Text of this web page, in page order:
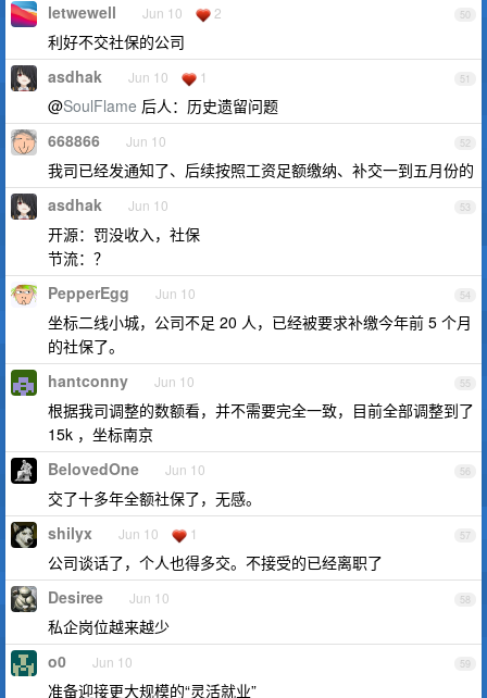
50
letwewell Jun 10 2
利好不交社保的公司
51
asdhak Jun 10 1
@SoulFlame 后人：历史遗留问题
52
668866 Jun 10
我司已经发通知了、后续按照工资足额缴纳、补交一到五月份的
53
asdhak Jun 10
开源：罚没收入，社保
节流：？
54
PepperEgg Jun 10
坐标二线小城，公司不足 20 人，已经被要求补缴今年前 5 个月
的社保了。
55
hantconny Jun 10
根据我司调整的数额看，并不需要完全一致，目前全部调整到了
15k ，坐标南京
56
BelovedOne Jun 10
交了十多年全额社保了，无感。
57
shilyx Jun 10 1
公司谈话了，个人也得多交。不接受的已经离职了
58
Desiree Jun 10
私企岗位越来越少
59
o0 Jun 10
准备迎接更大规模的“灵活就业”